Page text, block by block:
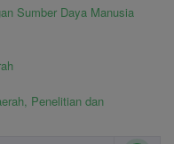
Sumber Daya Manusia
Penelitian dan